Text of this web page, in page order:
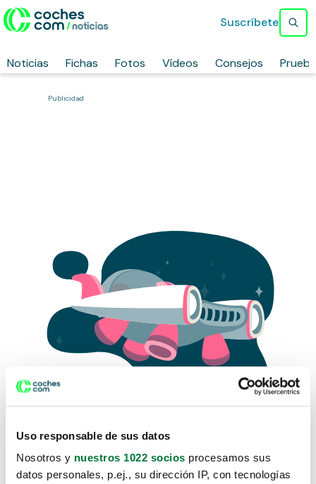
Uso responsable de sus datos
Nosotros y nuestros 1022 socios procesamos sus
datos personales, p.ej., su dirección IP, con tecnologías
Noticias Fichas Fotos Vídeos Consejos
Suscríbete
Publicidad